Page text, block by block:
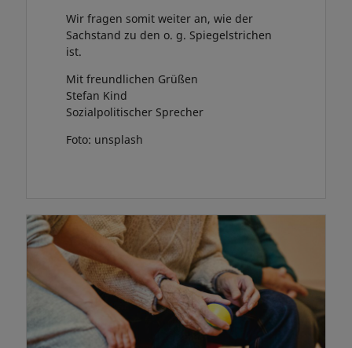
Wir fragen somit weiter an, wie der
Sachstand zu den o. g. Spiegelstrichen
ist.
Mit freundlichen Grüßen
Stefan Kind
Sozialpolitischer Sprecher
Foto: unsplash